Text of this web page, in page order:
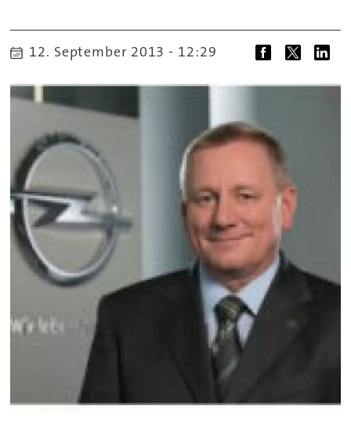
12. September 2013 - 12:29